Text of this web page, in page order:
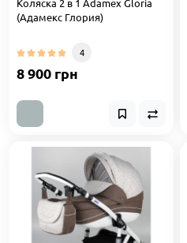
Коляска 2 в 1 Adamex Gloria
(Адамекс Глория)
4
8 900 грн